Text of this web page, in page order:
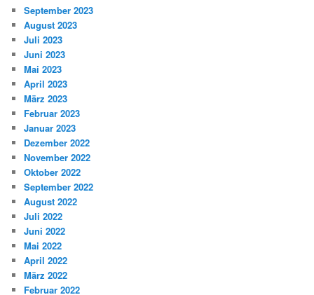
September 2023
August 2023
Juli 2023
Juni 2023
Mai 2023
April 2023
März 2023
Februar 2023
Januar 2023
Dezember 2022
November 2022
Oktober 2022
September 2022
August 2022
Juli 2022
Juni 2022
Mai 2022
April 2022
März 2022
Februar 2022